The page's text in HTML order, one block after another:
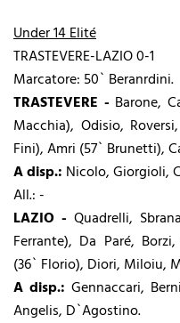
Under 14 Elité
TRASTEVERE-LAZIO 0-1
Marcatore: 50` Beranrdini.
TRASTEVERE - Barone,
Macchia), Odisio,
Fini), Amri (57` Brunetti),
A disp.: Nicolo, Giorgioli,
All.: -
LAZIO - Quadrelli,
Ferrante), Da Paré,
(36` Florio), Diori, Miloiu,
A disp.: Gennaccari,
Angelis, D`Agostino.